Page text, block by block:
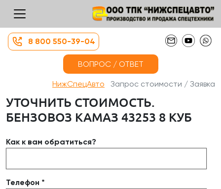
8 800 550-39-04
ВОПРОС / ОТВЕТ
НижСпецАвто Запрос стоимости / Заявка
УТОЧНИТЬ СТОИМОСТЬ.
БЕНЗОВОЗ КАМАЗ 43253 8 КУБ
Как к вам обратиться?
Телефон *